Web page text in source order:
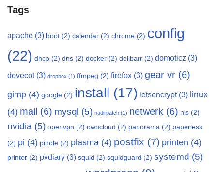
Tags
apache (3) boot (2) calendar (2) chrome (2) config
(22) dhcp (2) dns (2) docker (2) dolibarr (2) domoticz (3)
dovecot(3) dropbox (1) ffmpeg (2) firefox (3) gear vr (6)
gimp (4) google (2) install (17) letsencrypt(3) linux
(4) mail (6) mysql (5) nadirpatch (1) netwerk (6) nis (2)
nvidia (5) openvpn (2) owncloud (2) panorama (2) paperless
(2) pi (4) pihole (2) plasma (4) postfix (7) printen (4)
printer (2) pvdiary (3) squid (2) squidguard (2) systemd (5)